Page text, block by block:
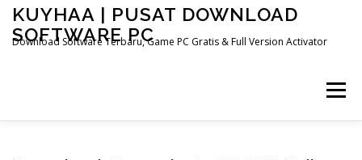
Skip
content
KUYHAA | PUSAT DOWNLOAD
SOFTWARE PC
Download Software Terbaru, Game PC Gratis & Full Version Activator
Menu